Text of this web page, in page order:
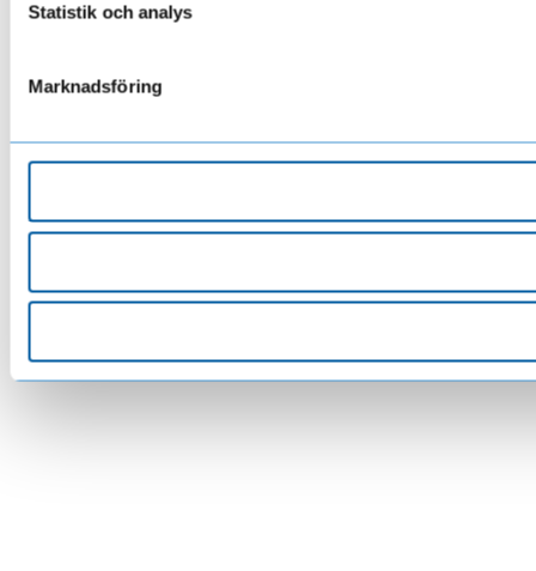
Statistik och analys
Marknadsföring